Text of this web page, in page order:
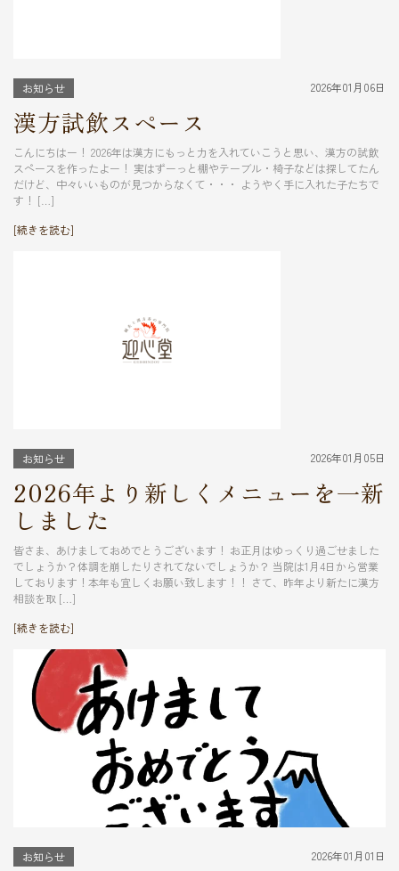
お知らせ 2026年01月06日
漢方試飲スペース
こんにちはー！ 2026年は漢方にもっと力を入れていこうと思い、漢方の試飲
スペースを作ったよー！ 実はずーっと棚やテーブル・椅子などは探してたん
だけど、中々いいものが見つからなくて・・・ ようやく手に入れた子たちで
す！ […]
[続きを読む]
お知らせ 2026年01月05日
2026年より新しくメニューを一新
しました
皆さま、あけましておめでとうございます！ お正月はゆっくり過ごせました
でしょうか？体調を崩したりされてないでしょうか？ 当院は1月4日から営業
しております！本年も宜しくお願い致します！！ さて、昨年より新たに漢方
相談を取 […]
[続きを読む]
お知らせ 2026年01月01日